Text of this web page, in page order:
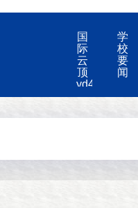
国
际
云
顶
yd4008-
云
国
戏
学
校
要
闻